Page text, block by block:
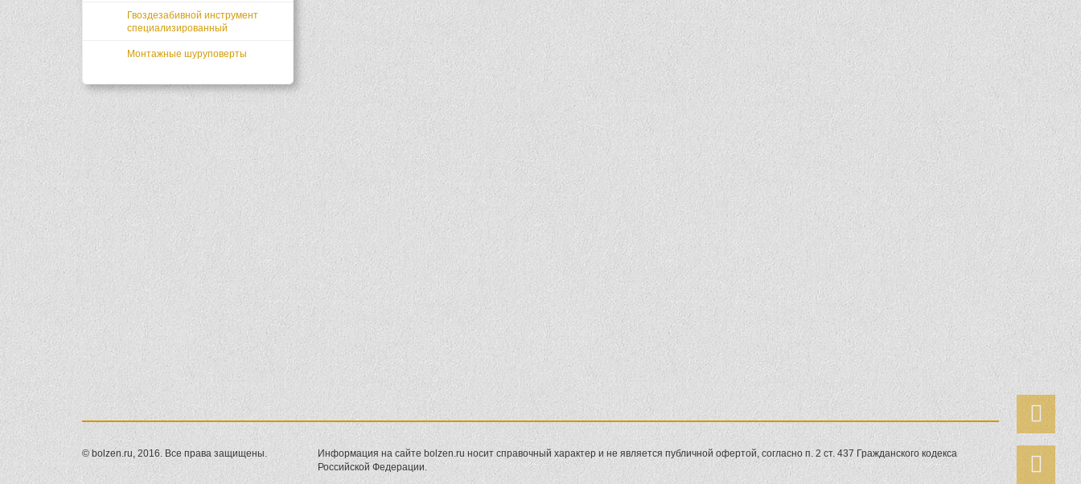
Гвоздезабивной инструмент
специализированный
Монтажные шуруповерты
© bolzen.ru, 2016. Все права защищены.
Информация на сайте bolzen.ru носит справочный характер и не является публичной офертой, согласно п. 2 ст. 437 Гражданского кодекса
Российской Федерации.